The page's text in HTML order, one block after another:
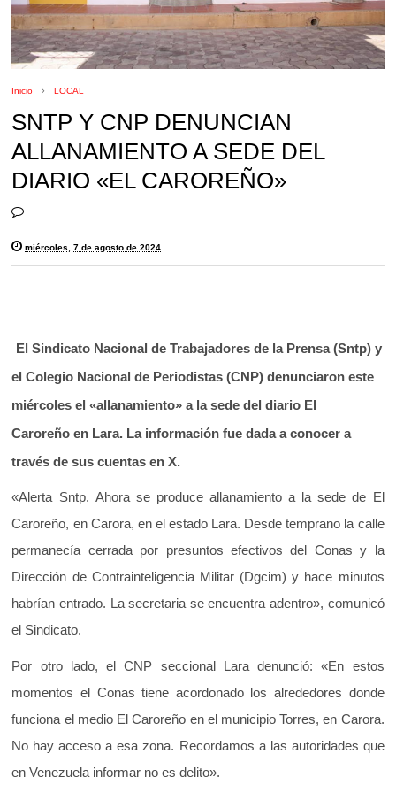
Inicio LOCAL
SNTP Y CNP DENUNCIAN
ALLANAMIENTO A SEDE DEL
DIARIO «EL CAROREÑO»
miércoles, 7 de agosto de 2024
El Sindicato Nacional de Trabajadores de la Prensa (Sntp) y
el Colegio Nacional de Periodistas (CNP) denunciaron este
miércoles el «allanamiento» a la sede del diario El
Caroreño en Lara. La información fue dada a conocer a
través de sus cuentas en X.
«Alerta Sntp. Ahora se produce allanamiento a la sede de El
Caroreño, en Carora, en el estado Lara. Desde temprano la calle
permanecía cerrada por presuntos efectivos del Conas y la
Dirección de Contrainteligencia Militar (Dgcim) y hace minutos
habrían entrado. La secretaria se encuentra adentro», comunicó
el Sindicato.
Por otro lado, el CNP seccional Lara denunció: «En estos
momentosel Conas tiene acordonado los alrededores donde
funciona elmedio El Caroreño en elmunicipio Torres, en Carora.
No hay acceso a esa zona. Recordamos a las autoridades que
en Venezuela informar no es delito».